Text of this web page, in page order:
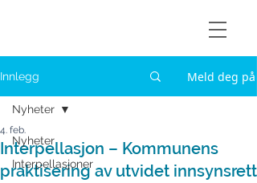
Innlegg Meld deg på
Nyheter
Interpellasjoner
Nyheter
Interpellasjon – Kommunens
praktisering av utvidet innsynsrett
4. feb.